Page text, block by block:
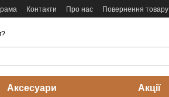
Контакти Про нас
Повернення товару
Аксесуари Акції